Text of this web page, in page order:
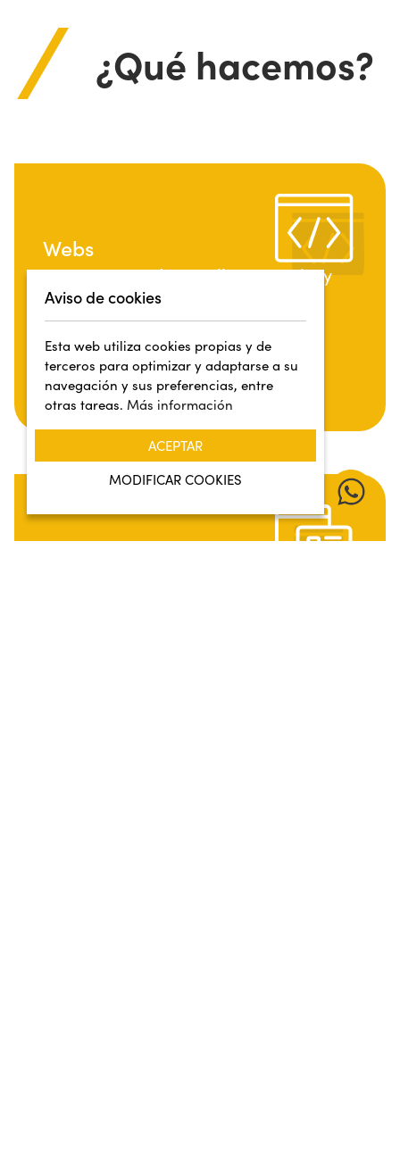
¿Qué hacemos?
Webs
Diseñamos y desarrollamos webs y
tiendas online
Aviso de cookies
Esta web utiliza cookies propias y de
terceros para optimizar y adaptarse a su
navegación y sus preferencias, entre
otras tareas. Más información
ACEPTAR
MODIFICAR COOKIES